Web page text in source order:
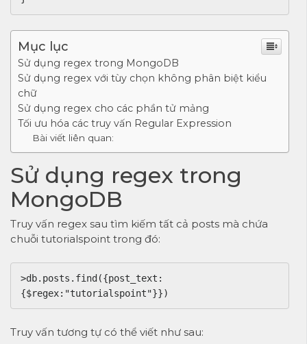
Mục lục
Sử dụng regex trong MongoDB
Sử dụng regex với tùy chọn không phân biệt kiểu
chữ
Sử dụng regex cho các phần tử mảng
Tối ưu hóa các truy vấn Regular Expression
Bài viết liên quan:
Sử dụng regex trong
MongoDB
Truy vấn regex sau tìm kiếm tất cả posts mà chứa
chuỗi tutorialspoint trong đó:
>db.posts.find({post_text:
{$regex:"tutorialspoint"}})
Truy vấn tương tự có thể viết như sau: